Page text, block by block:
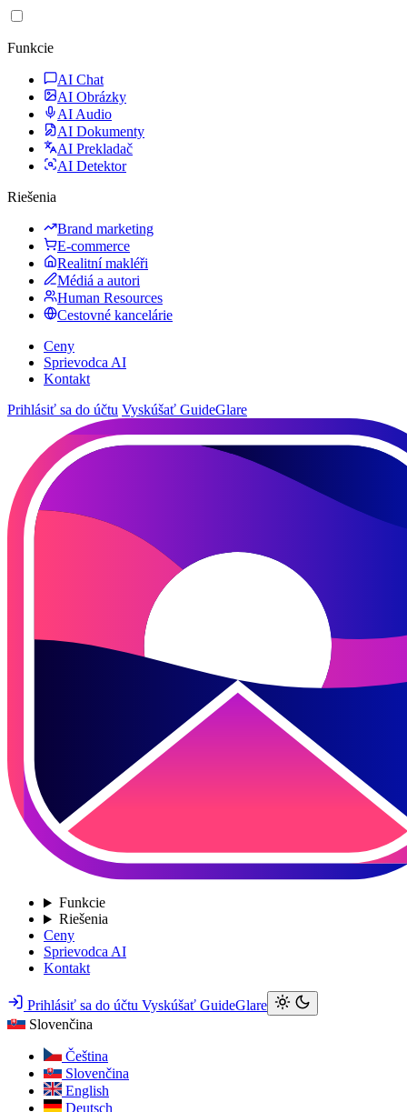
Funkcie
AI Chat
AI Obrázky
AI Audio
AI Dokumenty
AI Prekladač
AI Detektor
Riešenia
Brand marketing
E-commerce
Realitní makléři
Médiá a autori
Human Resources
Cestovné kancelárie
Ceny
Sprievodca AI
Kontakt
Prihlásiť sa do účtu Vyskúšať GuideGlare
Funkcie
Riešenia
Ceny
Sprievodca AI
Kontakt
Prihlásiť sa do účtu Vyskúšať GuideGlare
Slovenčina
Čeština
Slovenčina
English
Deutsch